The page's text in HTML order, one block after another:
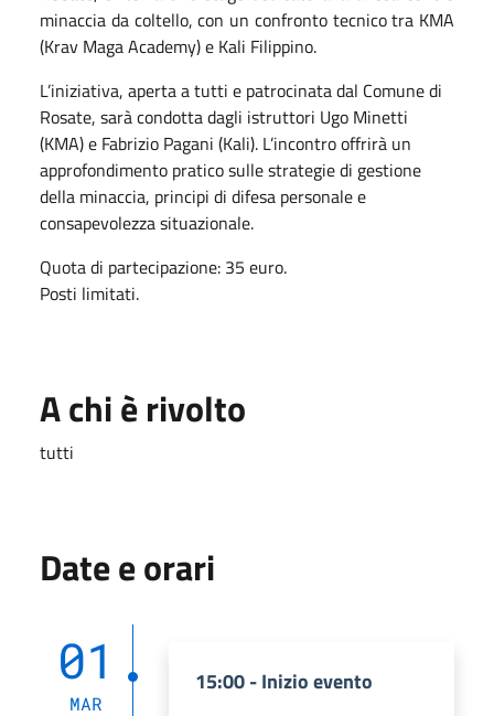
minaccia da coltello, con un confronto tecnico tra KMA
(Krav Maga Academy) e Kali Filippino.
L’iniziativa, aperta a tutti e patrocinata dal Comune di
Rosate, sarà condotta dagli istruttori Ugo Minetti
(KMA) e Fabrizio Pagani (Kali). L’incontro offrirà un
approfondimento pratico sulle strategie di gestione
della minaccia, principi di difesa personale e
consapevolezza situazionale.
Quota di partecipazione: 35 euro.
Posti limitati.
A chi è rivolto
tutti
Date e orari
01
MAR
15:00 - Inizio evento